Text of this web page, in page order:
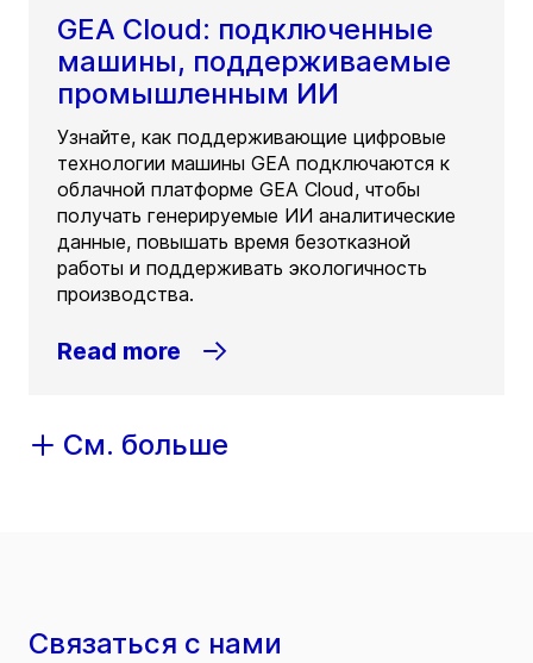
GEA Cloud: подключенные
машины, поддерживаемые
промышленным ИИ
Узнайте, как поддерживающие цифровые
технологии машины GEA подключаются к
облачной платформе GEA Cloud, чтобы
получать генерируемые ИИ аналитические
данные, повышать время безотказной
работы и поддерживать экологичность
производства.
Read more
См. больше
Связаться с нами